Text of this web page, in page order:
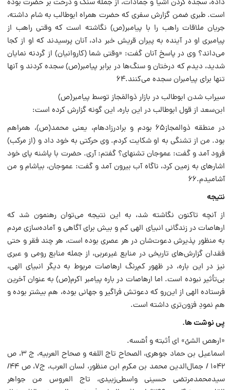
‌داده، سجده کردن اشیا و جمادات، از جمله سنگ و درخت بر حضرت بوده
است. طبری ضمن گزارش سفری که حضرت همراه ابوطالب به شام داشته،
جریان ملاقات راهب را با پیامبر‌(ص) نگاشته است که وقتی راهب از
پیامبری او در آینده به پیران قریش خبر داد، آنان پرسیدند که او از کجا
می‌داند؟ وی در پاسخ آنان گفت: «وقتی شما (کاروانیان) از گردنه نمایان
شدید، دیدم که درختان و سنگ‌ها در برابر پیامبر‌(ص) سجده کردند و آنها
تنها برای پیامبران سجده می‌کنند.۶۴
سیراب شدن ابوطالب در بازار ذو‎المَجاز توسط پیامبر‌(ص)
ابن‌سعد از قول ابوطالب در این باره، این گونه گزارش کرده است:
در منطقه ذوالمجاز۶۵ بودم و برادرزاده‏ام، یعنی محمد‌(ص)، همراهم
بود. من از تشنگی به او شکایت کردم. وی حرکتی به خود داد و (از مرکب)
فرود آمد و گفت: عموجان تشنه‏ای؟ گفتم: آری. حضرت با پاشنه پای خود
اشاره‏ای به زمین کرد، ناگاه آب بیرون آمد و گفت: عموجان، بیاشام و من
آشامیدم.۶۶
نتیجه
از آنچه تاکنون نگاشته شد، به این نتیجه می‌توان رهنمون شد که
ارهاصات در زندگانی انبیای الهی کم و بیش برای آگاهی و آماده‌سازی مردم
به منظور پذیرش دعوت‌شان در هر عصری بوده است، هر چند فقر و حتی
فقدان گزارش‌های تاریخی در منابع غیرعربی، از جمله منابع رومی و عبری
نیز در این باره، در ظهور کم‌رنگ‌ ارهاصات‌ مربوط به دیگر انبیای الهی،
بی‌تأثیر نبوده است. اما ارهاصات در باره پیامبر اکرم‌(ص) به عنوان آخرین
فرستاده الهی از این‌رو که دعوتش فراگیر و جهانی بوده، هم بیشتر بوده و
هم نمودِ فزون‌تری داشته است.
پی نوشت ها.
«ارهص الشئ» ای أثبته و أسّسه.
اسماعیل بن حماد جوهری، الصحاح تاج اللغه و صحاح العربیه، ج ۳، ص
۱۰۴۲ / جمال‌الدین محمد بن مکرم ابن منظور، لسان العرب، ج۷، ص ۴۴/
سیدمحمدمرتضی حسینی واسطی‌زبیدی، تاج العروس من جواهر